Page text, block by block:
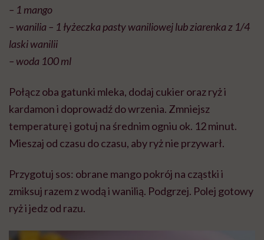
– 1 mango
– wanilia – 1 łyżeczka pasty waniliowej lub ziarenka z 1/4
laski wanilii
– woda 100 ml
Połącz oba gatunki mleka, dodaj cukier oraz ryż i
kardamon i doprowadź do wrzenia. Zmniejsz
temperaturę i gotuj na średnim ogniu ok. 12 minut.
Mieszaj od czasu do czasu, aby ryż nie przywarł.
Przygotuj sos: obrane mango pokrój na cząstki i
zmiksuj razem z wodą i wanilią. Podgrzej. Polej gotowy
ryż i jedz od razu.